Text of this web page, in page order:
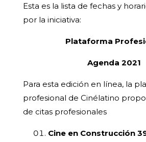
Esta es la lista de fechas y
por la iniciativa:
Plataforma
Agenda 2021
Para esta edición en línea, la
profesional de Cinélatino
de citas profesionales
Cine en Construcción